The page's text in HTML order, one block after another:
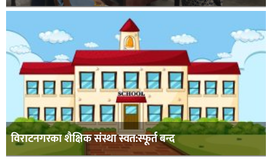
विराटनगरका शैक्षिक संस्था स्वत:स्फूर्त बन्द